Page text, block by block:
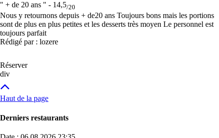
" + de 20 ans " - 14,5/20
Nous y retournons depuis + de20 ans Toujours bons mais les portions
sont de plus en plus petites et les desserts très moyen Le personnel est
toujours parfait
Rédigé par : lozere
Réserver
div
Haut de la page
Derniers restaurants